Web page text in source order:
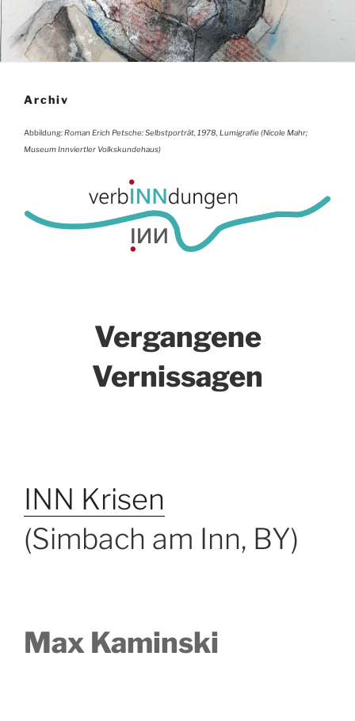
Archiv
Abbildung:Roman Erich Petsche: Selbstporträt, 1978, Lumigrafie (Nicole Mahr;
Museum Innviertler Volkskundehaus)
Vergangene
Vernissagen
INN Krisen
(Simbach am Inn, BY)
Max Kaminski